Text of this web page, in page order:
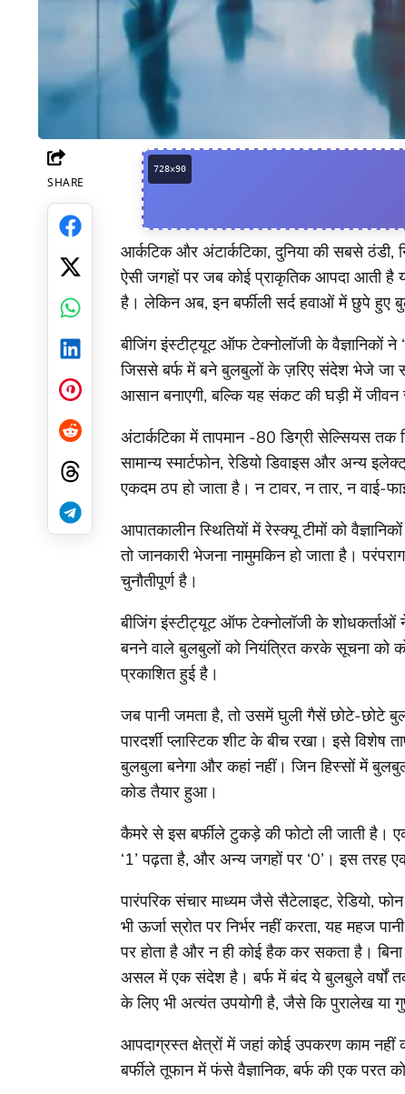
SHARE
Facebook
Twitter
WhatsApp
LinkedIn
Pinterest
Reddit
Threads
Telegram
आर्कटिक और अंटार्कटिका, दुनिया की सबसे ठंडी,
ऐसी जगहों पर जब कोई प्राकृतिक आपदा आती है
है। लेकिन अब, इन बर्फीली सर्द हवाओं में छुपे
बीजिंग इंस्टीट्यूट ऑफ टेक्नोलॉजी के वैज्ञानिकों
जिससे बर्फ में बने बुलबुलों के ज़रिए संदेश भेजे जा
आसान बनाएगी, बल्कि यह संकट की घड़ी में जीवन
अंटार्कटिका में तापमान -80 डिग्री सेल्सियस तक
सामान्य स्मार्टफोन, रेडियो डिवाइस और अन्य
एकदम ठप हो जाता है। न टावर, न तार, न वाई-
आपातकालीन स्थितियों में रेस्क्यू टीमों को
तो जानकारी भेजना नामुमकिन हो जाता है।
चुनौतीपूर्ण है।
बीजिंग इंस्टीट्यूट ऑफ टेक्नोलॉजी के शोधकर्ताओं
बनने वाले बुलबुलों को नियंत्रित करके सूचना
प्रकाशित हुई है।
जब पानी जमता है, तो उसमें घुली गैसें छोटे-छोटे
पारदर्शी प्लास्टिक शीट के बीच रखा। इसे विशेष
बुलबुला बनेगा और कहां नहीं। जिन हिस्सों में
कोड तैयार हुआ।
कैमरे से इस बर्फीले टुकड़े की फोटो ली जाती है।
‘1’ पढ़ता है, और अन्य जगहों पर ‘0’। इस तरह
पारंपरिक संचार माध्यम जैसे सैटेलाइट, रेडियो,
भी ऊर्जा स्रोत पर निर्भर नहीं करता, यह महज
पर होता है और न ही कोई हैक कर सकता है।
असल में एक संदेश है। बर्फ में बंद ये बुलबुले वर्षों
के लिए भी अत्यंत उपयोगी है, जैसे कि पुरालेख या
आपदाग्रस्त क्षेत्रों में जहां कोई उपकरण काम
बर्फीले तूफान में फंसे वैज्ञानिक, बर्फ की एक